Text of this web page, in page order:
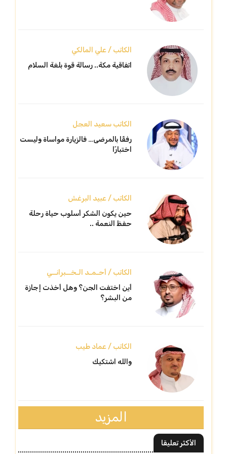
الكاتب / علي المالكي
اتفاقية مكة.. رسالة قوة بلغة السلام
الكاتب سعيد العجل
رفقًا بالمرضى… فالزيارة مواساة وليست
اختبارًا
الكاتب / عبيد البرغش
حين يكون الشكر أسلوب حياة رحلة
حفظ النعمة ..
الكاتب / أحـمـد الـخــبرانــي
أين اختفت الجن؟ وهل أخذت إجازة
من البشر؟
الكاتب / عماد طيب
والله اشتكيك
المزيد
الأكثر تعليقا